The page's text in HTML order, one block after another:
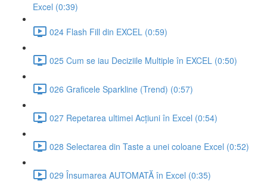
Excel (0:39)
024 Flash Fill din EXCEL (0:59)
025 Cum se iau Deciziile Multiple în EXCEL (0:50)
026 Graficele Sparkline (Trend) (0:57)
027 Repetarea ultimei Acțiuni în Excel (0:54)
028 Selectarea din Taste a unei coloane Excel (0:52)
029 Însumarea AUTOMATĂ în Excel (0:35)